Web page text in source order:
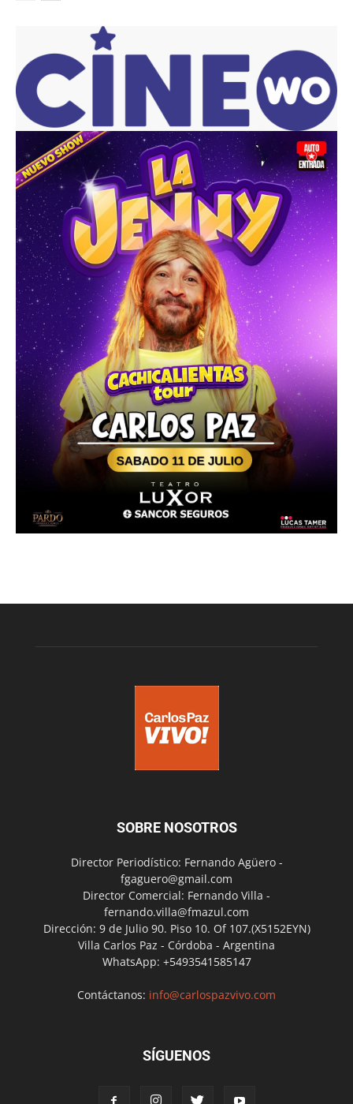
SOBRE NOSOTROS
Director Periodístico: Fernando Agüero -
fgaguero@gmail.com
Director Comercial: Fernando Villa -
fernando.villa@fmazul.com
Dirección: 9 de Julio 90. Piso 10. Of 107.(X5152EYN)
Villa Carlos Paz - Córdoba - Argentina
WhatsApp: +5493541585147
Contáctanos: info@carlospazvivo.com
SÍGUENOS